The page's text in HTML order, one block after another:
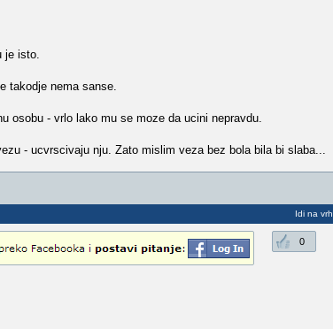
je isto.
takodje nema sanse.
osobu - vrlo lako mu se moze da ucini nepravdu.
- ucvrscivaju nju. Zato mislim veza bez bola bila bi slaba...
Idi na vrh
0